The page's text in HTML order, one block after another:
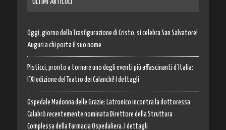
ULTIMI ARTICOLI
Oggi, giorno della Trasfigurazione di Cristo, si celebra San Salvatore!
Auguri a chi porta il suo nome
Pisticci, pronto a tornare uno degli eventi più affascinanti d’Italia:
l’XI edizione del Teatro dei Calanchi! I dettagli
Ospedale Madonna delle Grazie: Latronico incontra la dottoressa
Calabrò recentemente nominata Direttore della Struttura
Complessa della Farmacia Ospedaliera. I dettagli